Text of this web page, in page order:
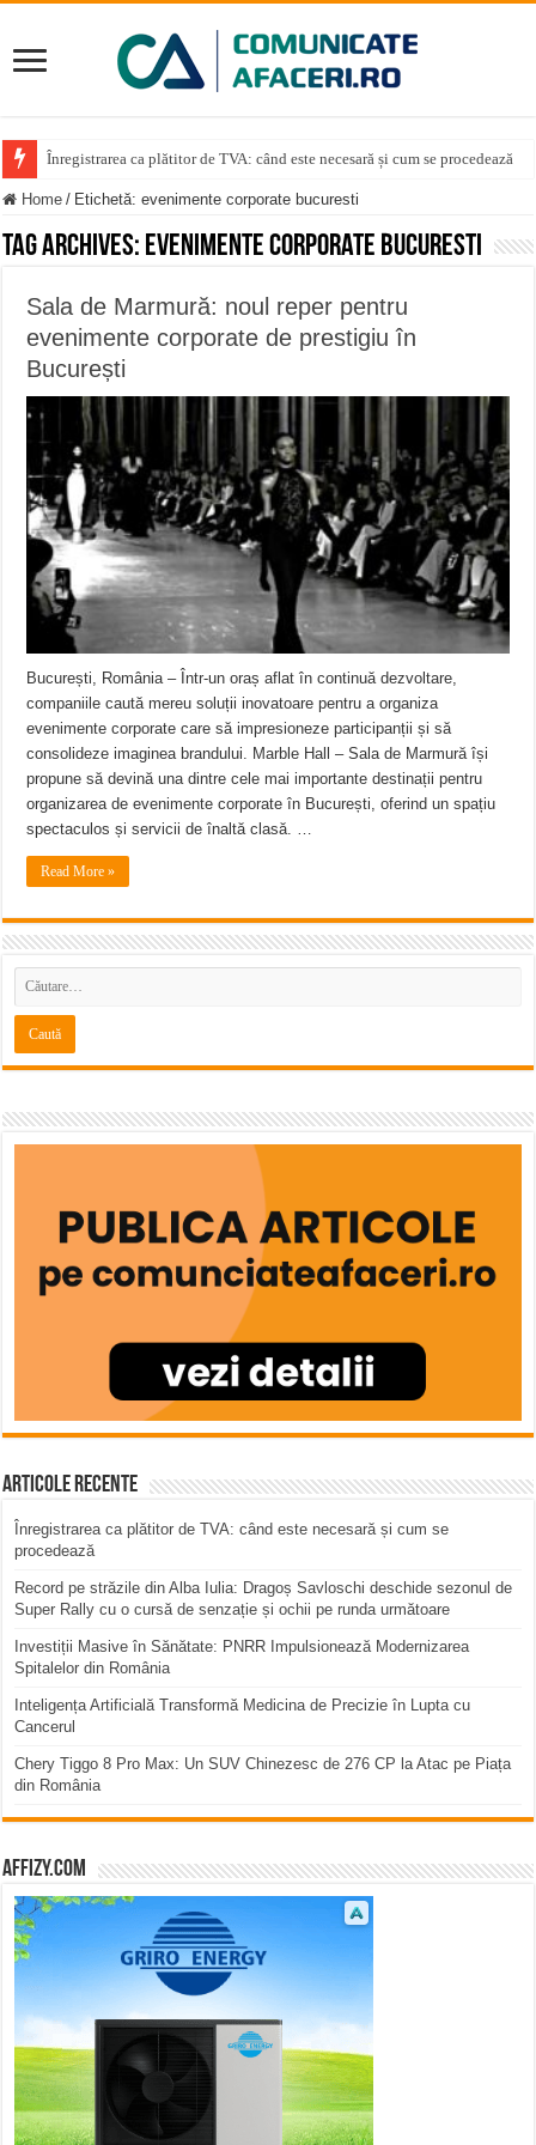
Înregistrarea ca plătitor de TVA: când este necesară și cum se procedează
Home / Etichetă:evenimente corporate bucuresti
Tag Archives: evenimente corporate bucuresti
Sala de Marmură: noul reper pentru
evenimente corporate de prestigiu în
București
București, România – Într-un oraș aflat în continuă dezvoltare,
companiile caută mereu soluții inovatoare pentru a organiza
evenimente corporate care să impresioneze participanții și să
consolideze imaginea brandului. Marble Hall – Sala de Marmură își
propune să devină una dintre cele mai importante destinații pentru
organizarea de evenimente corporate în București, oferind un spațiu
spectaculos și servicii de înaltă clasă. …
Read More »
Articole recente
Înregistrarea ca plătitor de TVA: când este necesară și cum se
procedează
Record pe străzile din Alba Iulia: Dragoș Savloschi deschide sezonul de
Super Rally cu o cursă de senzație și ochii pe runda următoare
Investiții Masive în Sănătate: PNRR Impulsionează Modernizarea
Spitalelor din România
Inteligența Artificială Transformă Medicina de Precizie în Lupta cu
Cancerul
Chery Tiggo 8 Pro Max: Un SUV Chinezesc de 276 CP la Atac pe Piața
din România
affizy.com